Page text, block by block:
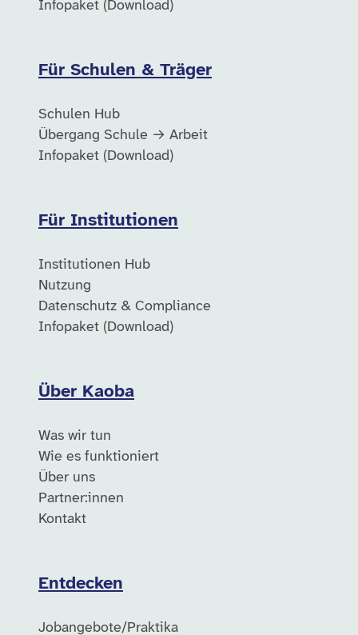
Infopaket (Download)
Für Schulen & Träger
Schulen Hub
Übergang Schule → Arbeit
Infopaket (Download)
Für Institutionen
Institutionen Hub
Nutzung
Datenschutz & Compliance
Infopaket (Download)
Über Kaoba
Was wir tun
Wie es funktioniert
Über uns
Partner:innen
Kontakt
Entdecken
Jobangebote/Praktika